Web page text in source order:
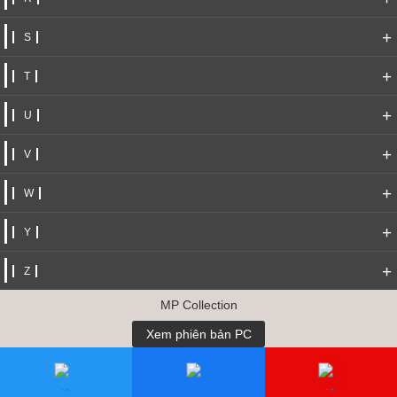
S +
T +
U +
V +
W +
Y +
Z +
MP Collection
Xem phiên bản PC